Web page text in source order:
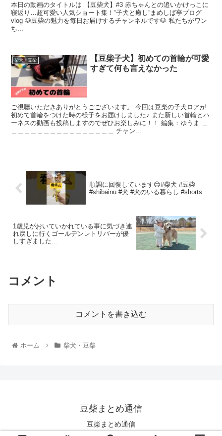
本日の動画のタイトルは 【豆柴犬】#3 赤ちゃんとの追いかけっこに
寝返り…超可愛い人気ショート集！“子犬と癒し”まめしば亭ブログ
vlog 🐶豆柴の魅力を毎日お届けするチャンネルです🐶 私たちがワン
ち...
柴犬・豆柴
【豆柴子犬】初めての首輪が可愛
すぎて何も言えなかった
ご視聴いただきありがとうごございます。 今回は豆柴の子犬ロアが
初めて首輪をつけた時の様子をお届けしました♪ また新しい首輪とハ
ーネスの動画も投稿しますのでぜひお楽しみに！！ 編集：ゆうま ＿
＿＿＿＿＿＿＿＿＿＿＿＿＿＿＿＿ チャン...
順調に回復しています😌#柴犬 #豆柴
#shibainu #犬 #犬のいる暮らし #shorts
1歳児がおいていかれている事に気づき連
れ戻しに行くゴールデンレトリバーが優
しすぎました…
コメント
コメントを書き込む
ホーム 柴犬・豆柴
豆柴まとめ通信
豆柴まとめ通信